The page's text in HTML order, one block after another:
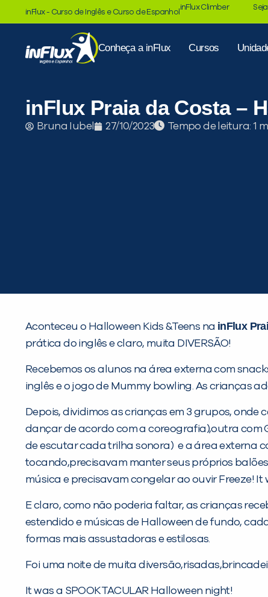
inFlux - Curso de Inglês e Curso de Espanhol
inFlux Climber
Conheça a inFlux Cursos
inFlux Praia da Costa –
Bruna Iubel 27/10/2023 Tempo de leitura:
Aconteceu o Halloween Kids &Teens na inFlux
prática do inglês e claro, muita DIVERSÃO!
Recebemos os alunos na área externa com
inglês e o jogo de Mummy bowling. As crianças
Depois, dividimos as crianças em 3 grupos,
dançar de acordo com a coreografia),outra com
de escutar cada trilha sonora) e a área externa
tocando,precisavam manter seus próprios
música e precisavam congelar ao ouvir Freeze! It
E claro, como não poderia faltar, as crianças
estendido e músicas de Halloween de fundo,
formas mais assustadoras e estilosas.
Foi uma noite de muita
It was a SPOOKTACULAR Halloween night!